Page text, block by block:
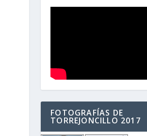
FOTOGRAFÍAS DE
TORREJONCILLO 2017